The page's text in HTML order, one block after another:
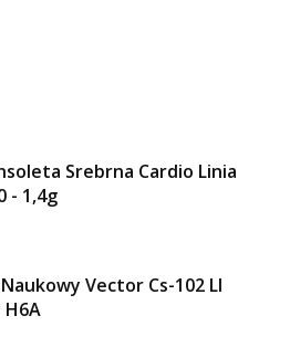
Srebrna Cardio Linia
- 1,4g
Vector Cs-102 Ll